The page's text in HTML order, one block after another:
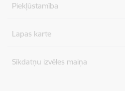
Piekļūstamība
Lapas karte
Sīkdatņu izvēles maiņa